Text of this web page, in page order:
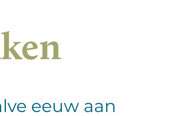
eeuw aan